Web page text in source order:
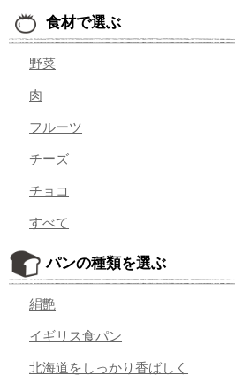
食材で選ぶ
野菜
肉
フルーツ
チーズ
チョコ
すべて
パンの種類を選ぶ
絹艶
イギリス食パン
北海道をしっかり香ばしく